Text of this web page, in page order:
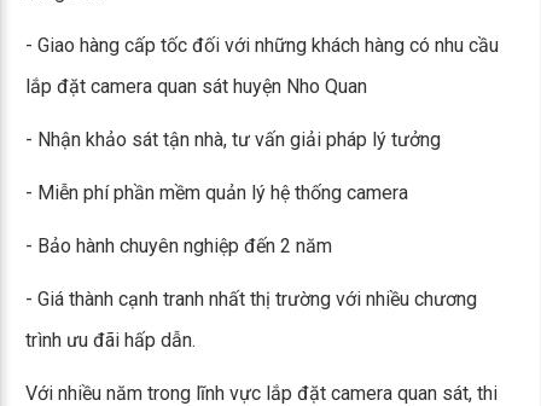
- Giao hàng cấp tốc đối với những khách hàng có nhu cầu
lắp đặt camera quan sát huyện Nho Quan
- Nhận khảo sát tận nhà, tư vấn giải pháp lý tưởng
- Miễn phí phần mềm quản lý hệ thống camera
- Bảo hành chuyên nghiệp đến 2 năm
- Giá thành cạnh tranh nhất thị trường với nhiều chương
trình ưu đãi hấp dẫn.
Với nhiều năm trong lĩnh vực lắp đặt camera quan sát, thi